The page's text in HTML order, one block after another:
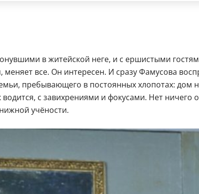
в житейской неге, и с ершистыми
меняет все. Он интересен. И сразу Фамусова
пребывающего в постоянных хлопотах: дом
с завихрениями и фокусами. Нет ничего
учёности.